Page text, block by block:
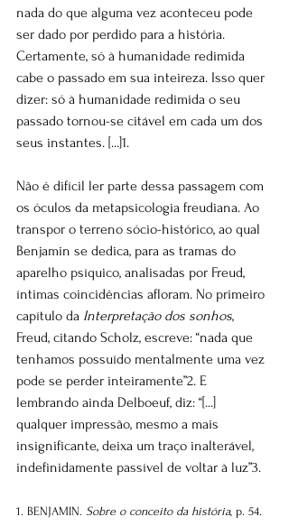
nada do que alguma vez aconteceu pode
ser dado por perdido para a história.
Certamente, só à humanidade redimida
cabe o passado em sua inteireza. Isso quer
dizer: só à humanidade redimida o seu
passado tornou-se citável em cada um dos
seus instantes. [...]1.
Não é difícil ler parte dessa passagem com
os óculos da metapsicologia freudiana. Ao
transpor o terreno sócio-histórico, ao qual
Benjamin se dedica, para as tramas do
aparelho psíquico, analisadas por Freud,
íntimas coincidências afloram. No primeiro
capítulo da Interpretação dos sonhos,
Freud, citando Scholz, escreve: “nada que
tenhamos possuído mentalmente uma vez
pode se perder inteiramente”2. E
lembrando ainda Delboeuf, diz: “[...]
qualquer impressão, mesmo a mais
insignificante, deixa um traço inalterável,
indefinidamente passível de voltar à luz”3.
1. BENJAMIN. Sobre o conceito da história, p. 54.